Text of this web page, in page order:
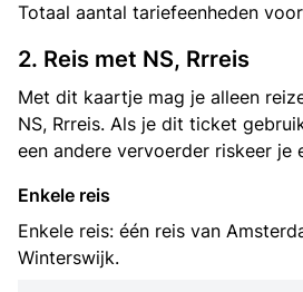
Totaal aantal tariefeenheden
2. Reis met NS, Rrreis
Met dit kaartje mag je alleen
NS, Rrreis. Als je dit ticket
een andere vervoerder riskeer je
Enkele reis
Enkele reis: één reis van
Winterswijk.